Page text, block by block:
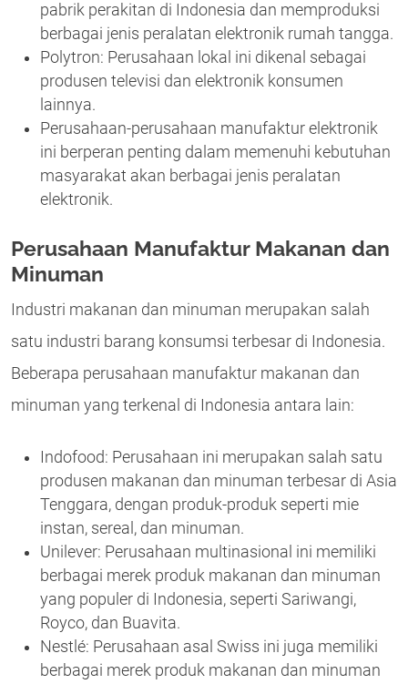
pabrik perakitan di Indonesia dan memproduksi
berbagai jenis peralatan elektronik rumah tangga.
Polytron: Perusahaan lokal ini dikenal sebagai
produsen televisi dan elektronik konsumen
lainnya.
Perusahaan-perusahaan manufaktur elektronik
ini berperan penting dalam memenuhi kebutuhan
masyarakat akan berbagai jenis peralatan
elektronik.
Perusahaan Manufaktur Makanan dan
Minuman
Industri makanan dan minuman merupakan salah
satu industri barang konsumsi terbesar di Indonesia.
Beberapa perusahaan manufaktur makanan dan
minuman yang terkenal di Indonesia antara lain:
Indofood: Perusahaan ini merupakan salah satu
produsen makanan dan minuman terbesar di Asia
Tenggara, dengan produk-produk seperti mie
instan, sereal, dan minuman.
Unilever: Perusahaan multinasional ini memiliki
berbagai merek produk makanan dan minuman
yang populer di Indonesia, seperti Sariwangi,
Royco, dan Buavita.
Nestlé: Perusahaan asal Swiss ini juga memiliki
berbagai merek produk makanan dan minuman